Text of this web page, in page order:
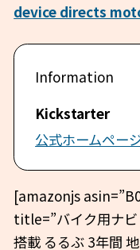
device directs
Kickstarter
公式ホームペー
[amazonjs
title=”バイク用ナビ
搭載 るるぶ 3年間